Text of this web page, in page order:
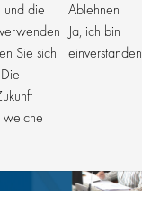
und die
Sie sich
welche
Ablehnen
Ja, ich bin
einverstanden